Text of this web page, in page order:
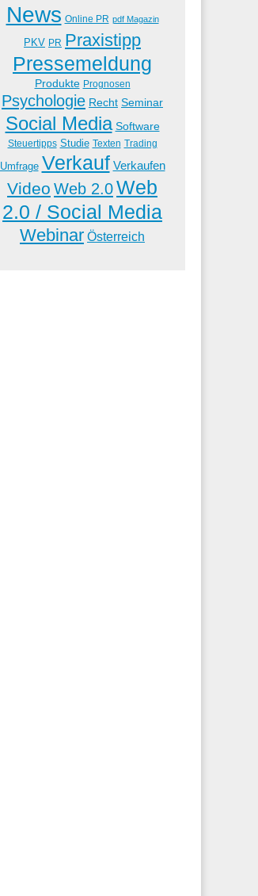
News Online PR pdf Magazin
PKV PR Praxistipp
Pressemeldung
Produkte Prognosen
Psychologie Recht Seminar
Social Media Software
Steuertipps Studie Texten Trading
Umfrage Verkauf Verkaufen
Video Web 2.0Web
2.0 / Social Media
Webinar Österreich